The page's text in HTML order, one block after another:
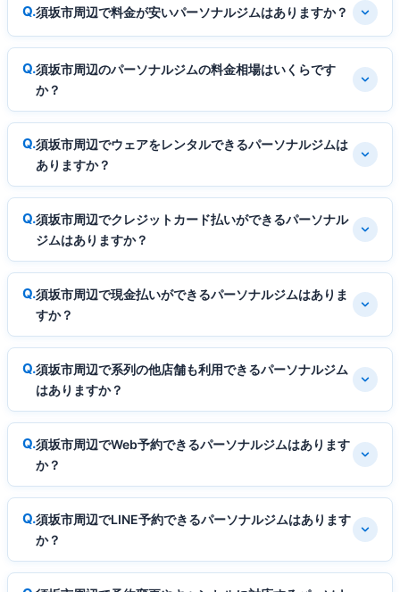
須坂市周辺で料金が安いパーソナルジムはありますか？
須坂市周辺のパーソナルジムの料金相場はいくらです
か？
須坂市周辺でウェアをレンタルできるパーソナルジムは
ありますか？
須坂市周辺でクレジットカード払いができるパーソナル
ジムはありますか？
須坂市周辺で現金払いができるパーソナルジムはありま
すか？
須坂市周辺で系列の他店舗も利用できるパーソナルジム
はありますか？
須坂市周辺でWeb予約できるパーソナルジムはあります
か？
須坂市周辺でLINE予約できるパーソナルジムはあります
か？